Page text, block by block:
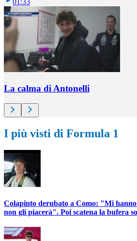
01:33
La calma di Antonelli
I più visti di Formula 1
Colapinto derubato a Como: "Mi hanno
non gli piacerà". Poi scatena la bufera